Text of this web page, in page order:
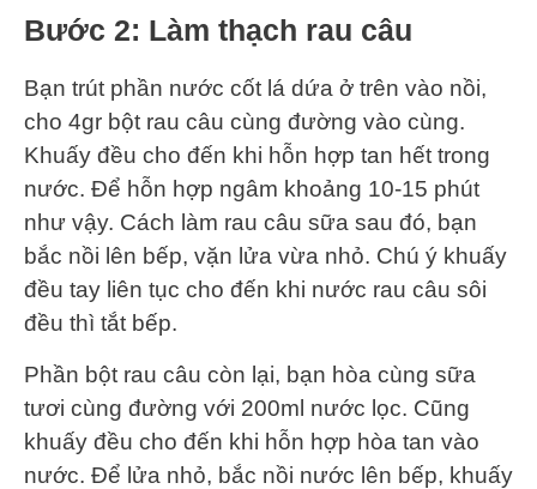
Bước 2: Làm thạch rau câu
Bạn trút phần nước cốt lá dứa ở trên vào nồi,
cho 4gr bột rau câu cùng đường vào cùng.
Khuấy đều cho đến khi hỗn hợp tan hết trong
nước. Để hỗn hợp ngâm khoảng 10-15 phút
như vậy. Cách làm rau câu sữa sau đó, bạn
bắc nồi lên bếp, vặn lửa vừa nhỏ. Chú ý khuấy
đều tay liên tục cho đến khi nước rau câu sôi
đều thì tắt bếp.
Phần bột rau câu còn lại, bạn hòa cùng sữa
tươi cùng đường với 200ml nước lọc. Cũng
khuấy đều cho đến khi hỗn hợp hòa tan vào
nước. Để lửa nhỏ, bắc nồi nước lên bếp, khuấy